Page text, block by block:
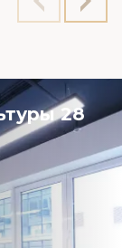
28